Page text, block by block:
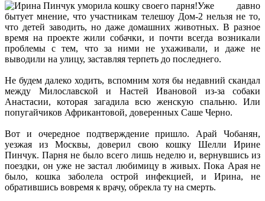
Уже давно
бытует мнение, что участникам телешоу Дом-2 нельзя не то,
что детей заводить, но даже домашних животных. В разное
время на проекте жили собачки, и почти всегда возникали
проблемы с тем, что за ними не ухаживали, и даже не
выводили на улицу, заставляя терпеть до последнего.
Не будем далеко ходить, вспомним хотя бы недавний скандал
между Милославской и Настей Ивановой из-за собаки
Анастасии, которая загадила всю женскую спальню. Или
попугайчиков Африкантовой, доверенных Саше Черно.
Вот и очередное подтверждение пришло. Арай Чобанян,
уезжая из Москвы, доверил свою кошку Шелли Ирине
Пинчук. Парня не было всего лишь неделю и, вернувшись из
поездки, он уже не застал любимицу в живых. Пока Арая не
было, кошка заболела острой инфекцией, и Ирина, не
обратившись вовремя к врачу, обрекла ту на смерть.